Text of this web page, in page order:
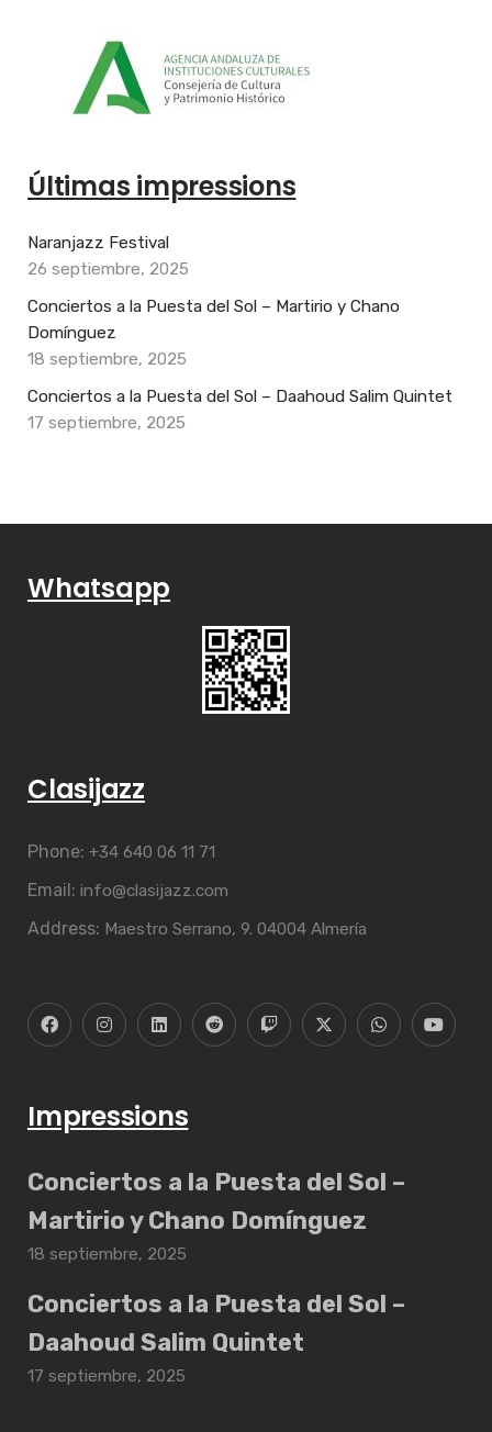
Últimas impressions
Naranjazz Festival
26 septiembre, 2025
Conciertos a la Puesta del Sol – Martirio y Chano
Domínguez
18 septiembre, 2025
Conciertos a la Puesta del Sol – Daahoud Salim Quintet
17 septiembre, 2025
Whatsapp
Clasijazz
Phone: +34 640 06 11 71
Email: info@clasijazz.com
Address: Maestro Serrano, 9. 04004 Almería
Impressions
Conciertos a la Puesta del Sol –
Martirio y Chano Domínguez
18 septiembre, 2025
Conciertos a la Puesta del Sol –
Daahoud Salim Quintet
17 septiembre, 2025